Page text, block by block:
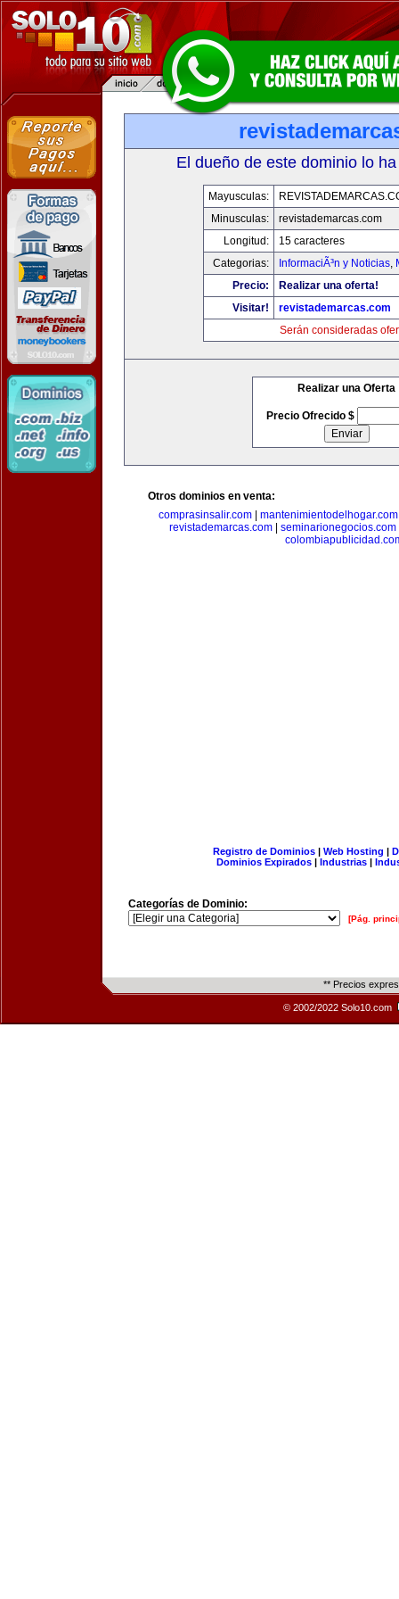
El dueño de este dominio lo
Mayusculas:
Minusculas:
revistademarcas.com
Longitud:
15 caracteres
Categorias:
InformaciÃ³n y Noticias,
Precio:
Realizar una oferta!
Visitar!
revistademarcas.com
Serán consideradas
Realizar una Oferta
Precio Ofrecido $
Otros dominios en venta:
comprasinsalir.com
mantenimientodelhogar.com
revistademarcas.com
seminarionegocios.com
Registro de Dominios| Web Hosting |
Dominios Expirados | Industrias |
Categorías de Dominio:
[Pág.
** Precios
© 2002/2022 Solo10.com